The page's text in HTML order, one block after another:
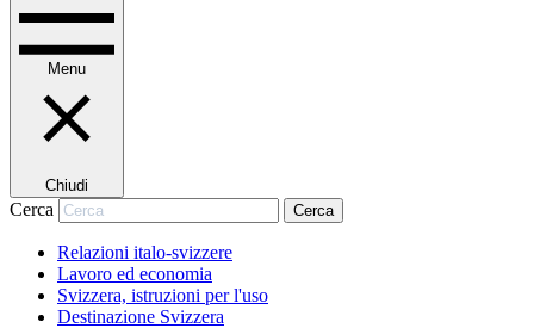
Menu
Chiudi
Cerca Cerca
Relazioni italo-svizzere
Lavoro ed economia
Svizzera, istruzioni per l'uso
Destinazione Svizzera